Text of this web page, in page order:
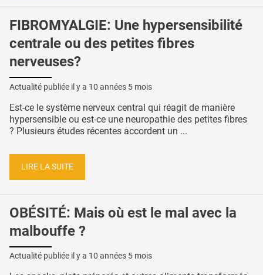
FIBROMYALGIE: Une hypersensibilité
centrale ou des petites fibres
nerveuses?
Actualité publiée il y a 10 années 5 mois
Est-ce le système nerveux central qui réagit de manière
hypersensible ou est-ce une neuropathie des petites fibres
? Plusieurs études récentes accordent un ...
LIRE LA SUITE
OBÉSITÉ: Mais où est le mal avec la
malbouffe ?
Actualité publiée il y a 10 années 5 mois